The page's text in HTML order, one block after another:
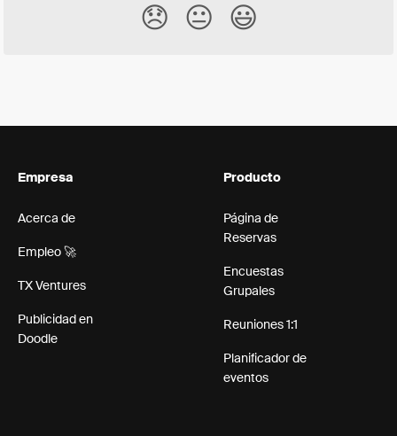
😞 😐 😃
Empresa
Acerca de
Empleo 🚀
TX Ventures
Publicidad en
Doodle
Producto
Página de
Reservas
Encuestas
Grupales
Reuniones 1:1
Planificador de
eventos